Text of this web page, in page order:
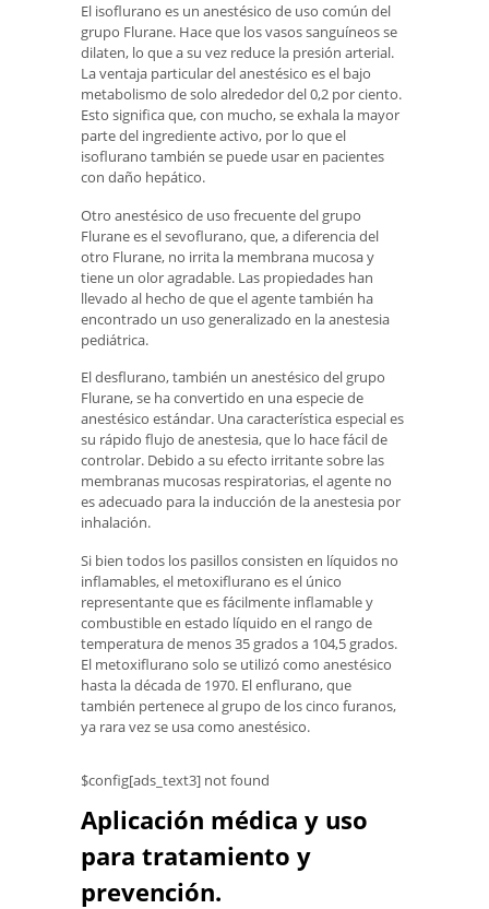
El isoflurano es un anestésico de uso común del
grupo Flurane. Hace que los vasos sanguíneos se
dilaten, lo que a su vez reduce la presión arterial.
La ventaja particular del anestésico es el bajo
metabolismo de solo alrededor del 0,2 por ciento.
Esto significa que, con mucho, se exhala la mayor
parte del ingrediente activo, por lo que el
isoflurano también se puede usar en pacientes
con daño hepático.
Otro anestésico de uso frecuente del grupo
Flurane es el sevoflurano, que, a diferencia del
otro Flurane, no irrita la membrana mucosa y
tiene un olor agradable. Las propiedades han
llevado al hecho de que el agente también ha
encontrado un uso generalizado en la anestesia
pediátrica.
El desflurano, también un anestésico del grupo
Flurane, se ha convertido en una especie de
anestésico estándar. Una característica especial es
su rápido flujo de anestesia, que lo hace fácil de
controlar. Debido a su efecto irritante sobre las
membranas mucosas respiratorias, el agente no
es adecuado para la inducción de la anestesia por
inhalación.
Si bien todos los pasillos consisten en líquidos no
inflamables, el metoxiflurano es el único
representante que es fácilmente inflamable y
combustible en estado líquido en el rango de
temperatura de menos 35 grados a 104,5 grados.
El metoxiflurano solo se utilizó como anestésico
hasta la década de 1970. El enflurano, que
también pertenece al grupo de los cinco furanos,
ya rara vez se usa como anestésico.
$config[ads_text3] not found
Aplicación médica y uso
para tratamiento y
prevención.